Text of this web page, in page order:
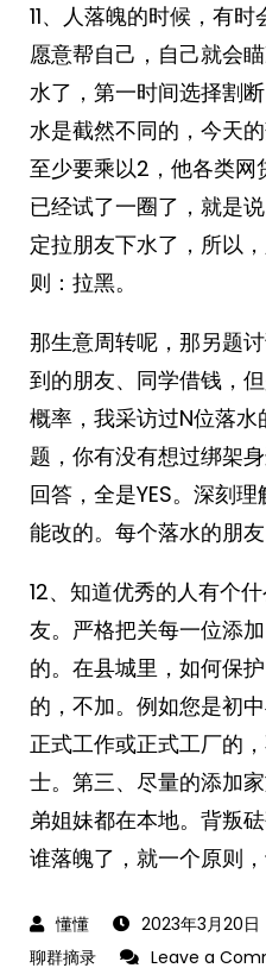
11、人落魄的时候，有
愿意帮自己，自己就会
水了，第一时间选择割
水是截然不同的，今天
至少要乘以2，他各类网
已经试了一圈了，就是
定拉朋友下水了，所以
则：拉黑。
那生意周转呢，那另题
到的朋友、同学借钱，
概率，我采访过N位落
题，你有没有想过绑架
回答，全是YES。深刻
能改的。每个落水的朋
12、知道优秀的人有个
友。严格把关每一位添
的。在县城里，如何保
的，不加。例如您是初
正式工作或正式工厂的
士。第三、尽量的添加
弟姐妹都在本地。背叛
谁落魄了，就一个原则
2023年3月20日
聊群摘录
Leave a